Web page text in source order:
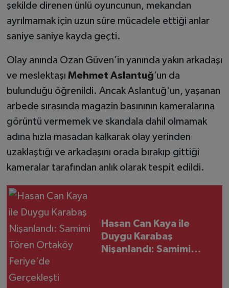
şekilde direnen ünlü oyuncunun, mekandan
ayrılmamak için uzun süre mücadele ettiği anlar
saniye saniye kayda geçti.
Olay anında Ozan Güven’in yanında yakın arkadaşı
ve meslektaşı Mehmet Aslantuğ’un da
bulunduğu öğrenildi. Ancak Aslantuğ'un, yaşanan
arbede sırasında magazin basınının kameralarına
görüntü vermemek ve skandala dahil olmamak
adına hızla masadan kalkarak olay yerinden
uzaklaştığı ve arkadaşını orada bırakıp gittiği
kameralar tarafından anlık olarak tespit edildi.
Hasan Can Kaya ile
Duygu Karabaş
Nişanlandı: Samimi